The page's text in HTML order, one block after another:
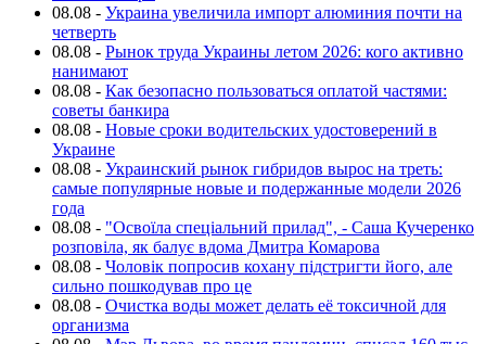
08.08 - Украина увеличила импорт алюминия почти на
четверть
08.08 - Рынок труда Украины летом 2026: кого активно
нанимают
08.08 - Как безопасно пользоваться оплатой частями:
советы банкира
08.08 - Новые сроки водительских удостоверений в
Украине
08.08 - Украинский рынок гибридов вырос на треть:
самые популярные новые и подержанные модели 2026
года
08.08 - "Освоїла спеціальний прилад", - Саша Кучеренко
розповіла, як балує вдома Дмитра Комарова
08.08 - Чоловік попросив кохану підстригти його, але
сильно пошкодував про це
08.08 - Очистка воды может делать её токсичной для
организма